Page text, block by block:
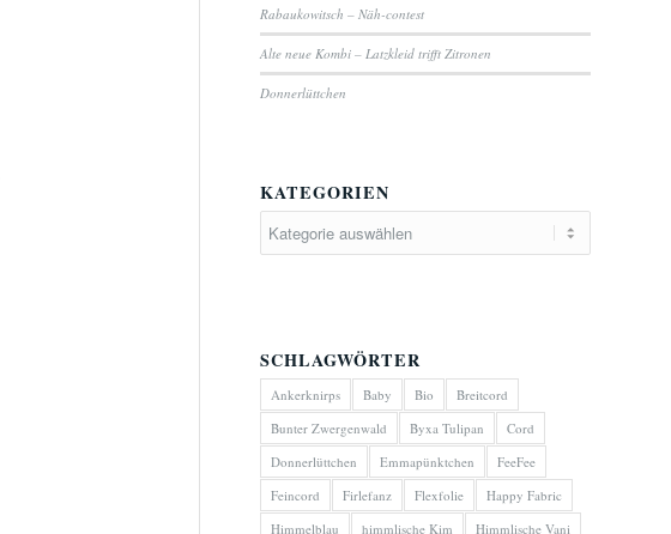
Rabaukowitsch – Näh-contest
Alte neue Kombi – Latzkleid trifft Zitronen
Donnerlüttchen
KATEGORIEN
SCHLAGWÖRTER
Ankerknirps Baby Bio
Breitcord
Bunter Zwergenwald
Byxa Tulipan
Cord
Donnerlüttchen
Emmapünktchen
FeeFee
Feincord
Firlefanz Flexfolie
Happy Fabric
Himmelblau
himmlische Kim
Himmlische Vani